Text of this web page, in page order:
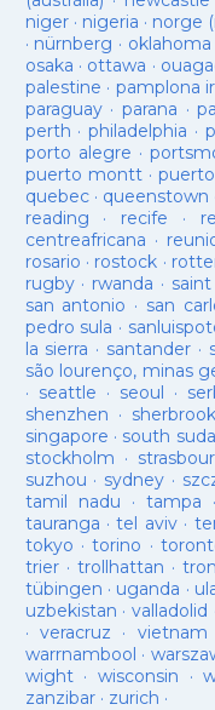
niger· nigeria · norge
· nürnberg · oklahoma
osaka · ottawa ·
palestine · pamplona
paraguay· parana ·
perth ·philadelphia ·
porto alegre ·
puerto montt·
quebec· queenstown
reading · recife ·
centreafricana ·
rosario · rostock ·
rugby· rwanda ·
san antonio · san
pedro sula ·
la sierra · santander ·
são lourenço, minas
· seattle · seoul ·
shenzhen ·
singapore · south
stockholm ·
suzhou · sydney ·
tamil nadu ·tampa
tauranga ·tel aviv·
tokyo ·torino ·
trier· trollhattan ·
tübingen · uganda ·
uzbekistan · valladolid
· veracruz · vietnam
warrnambool ·
wight· wisconsin ·
zanzibar· zurich ·